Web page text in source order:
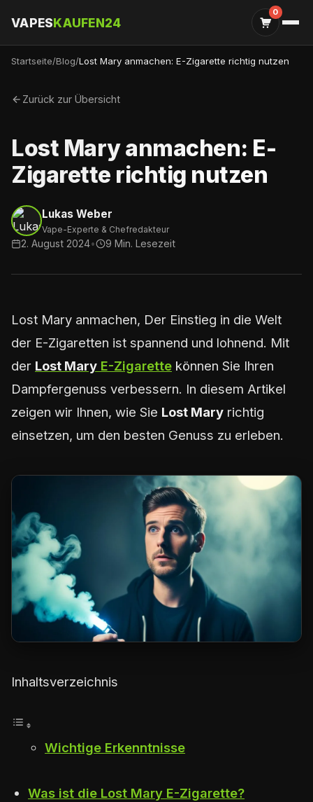
VAPESKAUFEN24
0
Startseite/Blog/Lost Mary anmachen: E-Zigarette richtig nutzen
Zurück zur Übersicht
Lost Mary anmachen: E-
Zigarette richtig nutzen
Lukas Weber
Vape-Experte & Chefredakteur
2. August 2024• 9 Min. Lesezeit
Lost Mary anmachen, Der Einstieg in die Welt
der E-Zigaretten ist spannend und lohnend. Mit
der Lost Mary E-Zigarette können Sie Ihren
Dampfergenuss verbessern. In diesem Artikel
zeigen wir Ihnen, wie Sie Lost Mary richtig
einsetzen, um den besten Genuss zu erleben.
Inhaltsverzeichnis
Wichtige Erkenntnisse
Was ist die Lost Mary E-Zigarette?